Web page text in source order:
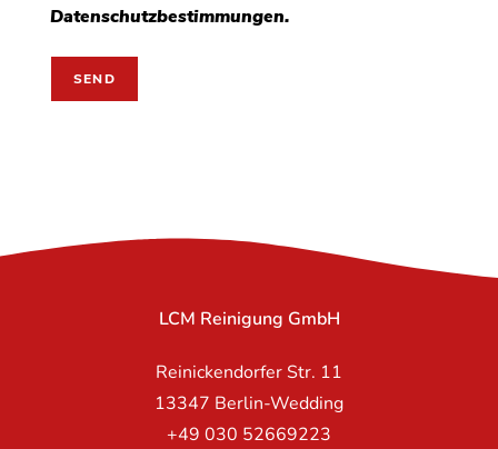
Datenschutzbestimmungen.
LCM Reinigung GmbH
Reinickendorfer Str. 11
13347 Berlin-Wedding
+49 030 52669223